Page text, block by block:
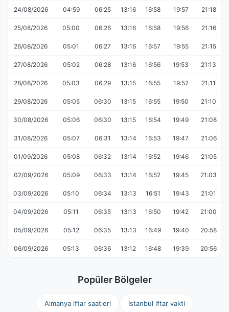
24/08/2026 04:59 06:25 13:16 16:58 19:57 21:18
25/08/2026 05:00 06:26 13:16 16:58 19:56 21:16
26/08/2026 05:01 06:27 13:16 16:57 19:55 21:15
27/08/2026 05:02 06:28 13:16 16:56 19:53 21:13
28/08/2026 05:03 06:29 13:15 16:55 19:52 21:11
29/08/2026 05:05 06:30 13:15 16:55 19:50 21:10
30/08/2026 05:06 06:30 13:15 16:54 19:49 21:08
31/08/2026 05:07 06:31 13:14 16:53 19:47 21:06
01/09/2026 05:08 06:32 13:14 16:52 19:46 21:05
02/09/2026 05:09 06:33 13:14 16:52 19:45 21:03
03/09/2026 05:10 06:34 13:13 16:51 19:43 21:01
04/09/2026 05:11 06:35 13:13 16:50 19:42 21:00
05/09/2026 05:12 06:35 13:13 16:49 19:40 20:58
06/09/2026 05:13 06:36 13:12 16:48 19:39 20:56
Popüler Bölgeler
Almanya iftar saatleri İstanbul iftar vakti